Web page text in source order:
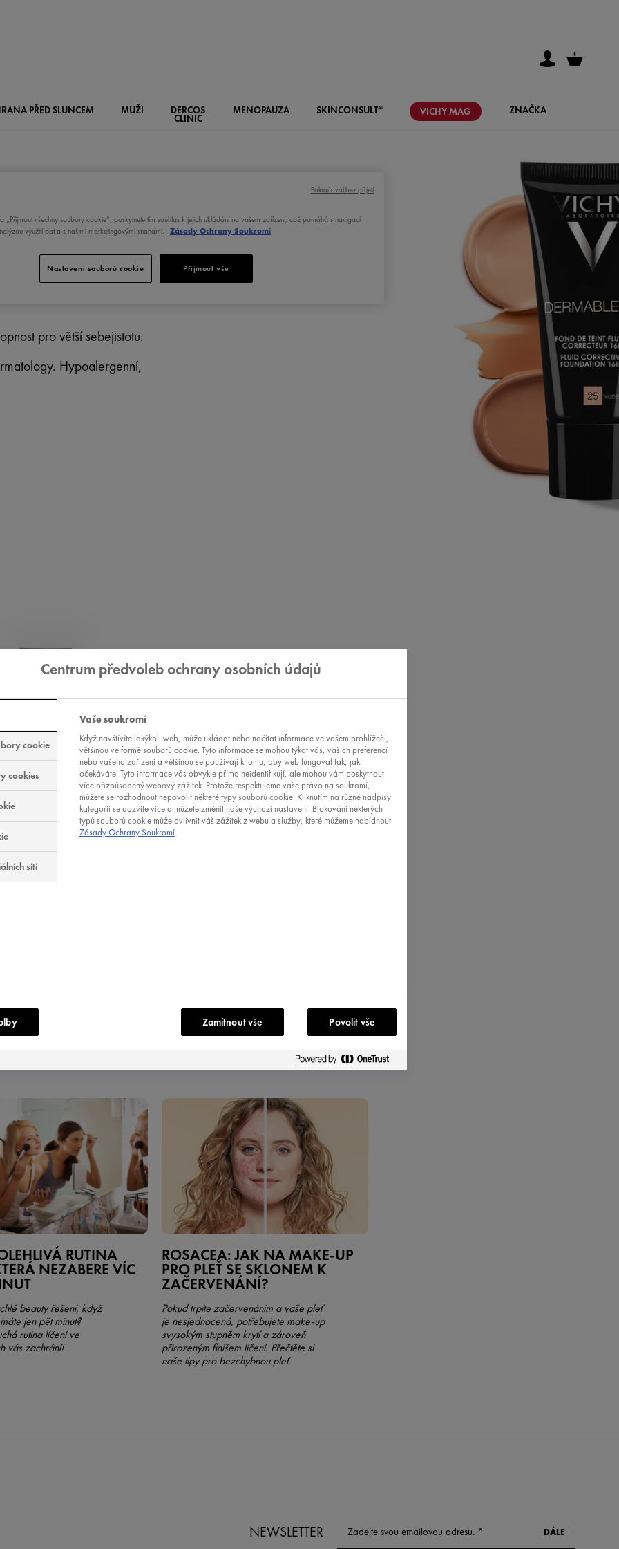
PŘED SLUNCEM MUŽI DERCOS
CLINIC
MENOPAUZA SKINCONSULTAI VICHY MAG ZNAČKA
pro větší sebejistotu.
Hypoalergenní,
MAKE-UP
16 H
RUTINA
NEZABERE VÍC
beauty řešení, když
jen pět minut?
rutina líčení ve
vás zachrání!
ROSACEA: JAK NA MAKE-UP
PRO PLEŤ SE SKLONEM K
ZAČERVENÁNÍ?
Pokud trpíte začervenáním a vaše pleť
je nesjednocená, potřebujete make-up
svysokým stupněm krytí a zároveň
přirozeným finišem líčení. Přečtěte si
naše tipy pro bezchybnou pleť.
NEWSLETTER
„Přijmout všechny soubory cookie“, poskytnete tím souhlas k jejich ukládání na vašem zařízení, což pomáhá s navigací
využití dat a s našimi marketingovými snahami.
Zásady Ochrany Soukromí
Nastavení souborů cookie Přijmout vše
Pokračovat bez přijetí
Centrum předvoleb ochrany osobních údajů
cookie
cookies
sítí
Vaše soukromí
Když navštívíte jakýkoli web, může ukládat nebo načítat informace ve vašem prohlížeči,
většinou ve formě souborů cookie. Tyto informace se mohou týkat vás, vašich preferencí
nebo vašeho zařízení a většinou se používají k tomu, aby web fungoval tak, jak
očekáváte. Tyto informace vás obvykle přímo neidentifikují, ale mohou vám poskytnout
více přizpůsobený webový zážitek. Protože respektujeme vaše právo na soukromí,
můžete se rozhodnout nepovolit některé typy souborů cookie. Kliknutím na různé nadpisy
kategorií se dozvíte více a můžete změnit naše výchozí nastavení. Blokování některých
typů souborů cookie může ovlivnit váš zážitek z webu a služby, které můžeme nabídnout.
Zásady Ochrany Soukromí
Zamítnout vše Povolit vše